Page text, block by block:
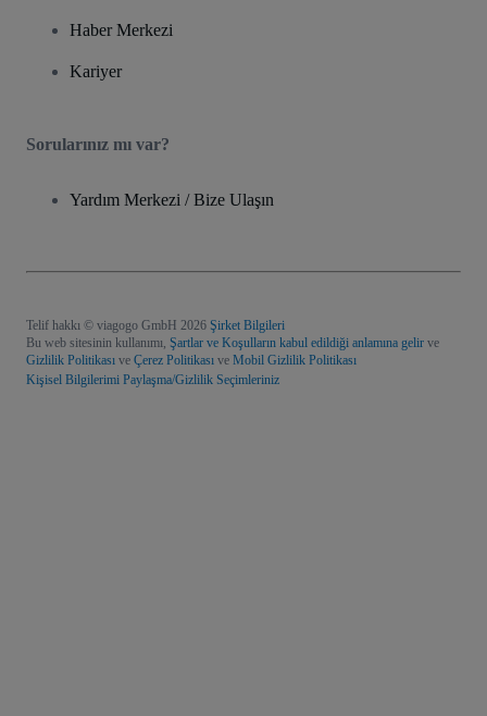
Haber Merkezi
Kariyer
Sorularınız mı var?
Yardım Merkezi / Bize Ulaşın
Telif hakkı © viagogo GmbH 2026 Şirket Bilgileri
Bu web sitesinin kullanımı, Şartlar ve Koşulların kabul edildiği anlamına gelir ve
Gizlilik Politikası ve Çerez Politikası ve Mobil Gizlilik Politikası
Kişisel Bilgilerimi Paylaşma/Gizlilik Seçimleriniz